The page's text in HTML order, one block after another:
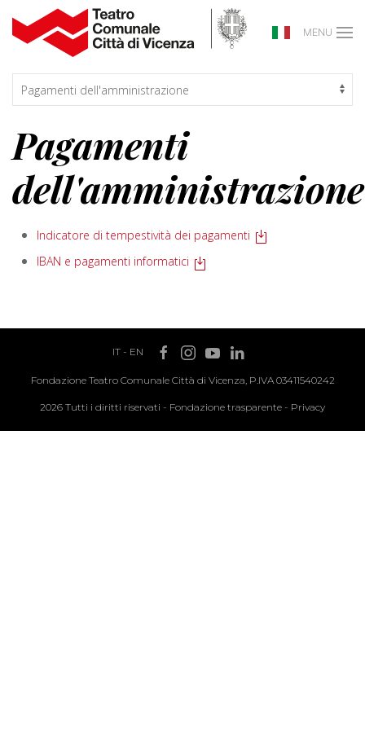
MENU
Pagamenti
dell'amministrazione
Indicatore di tempestività dei pagamenti
IBAN e pagamenti informatici
IT- EN
Fondazione Teatro Comunale Città di Vicenza, P.IVA 03411540242
2026 Tutti i diritti riservati - Fondazione trasparente - Privacy